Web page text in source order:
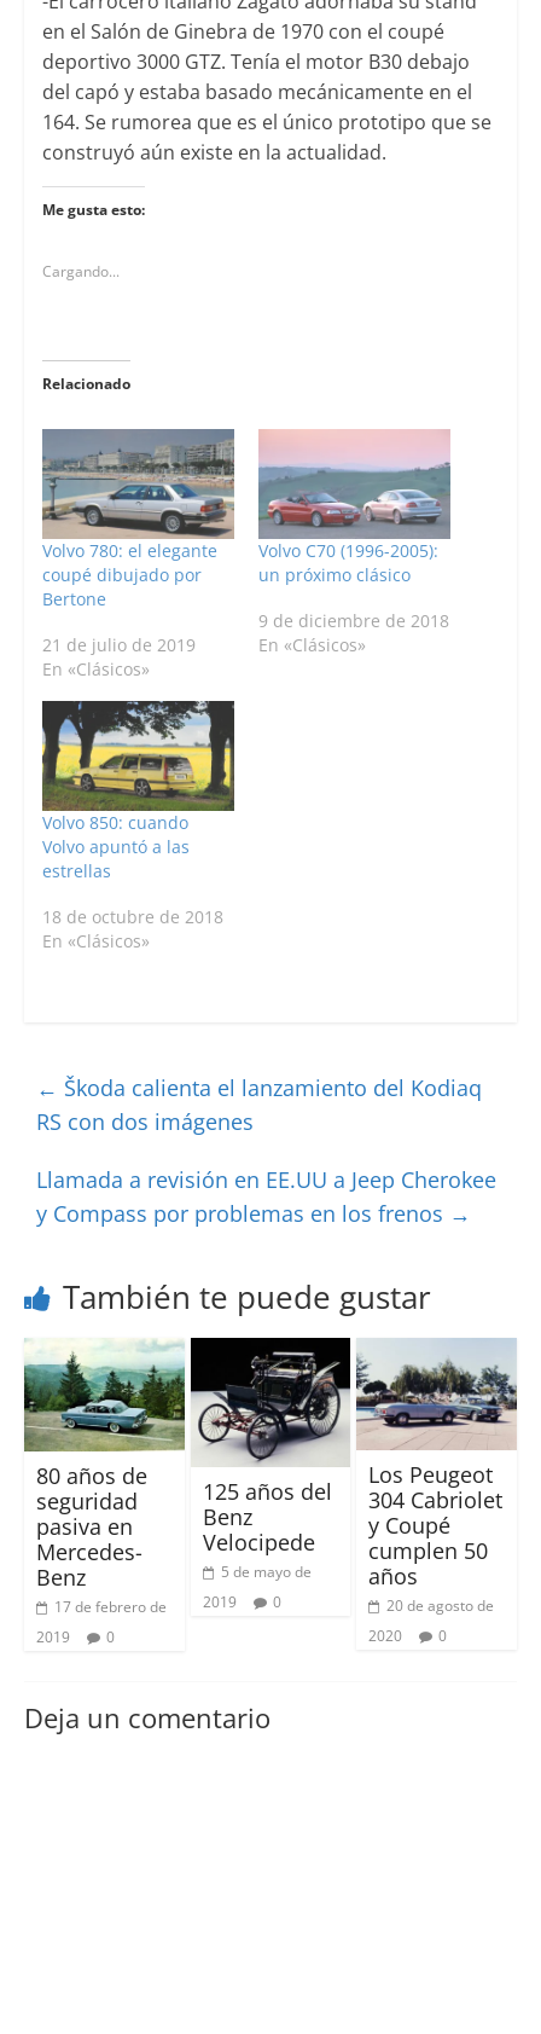
en el Salón de Ginebra de 1970 con el coupé
deportivo 3000 GTZ. Tenía el motor B30 debajo
del capó y estaba basado mecánicamente en el
164. Se rumorea que es el único prototipo que se
construyó aún existe en la actualidad.
Me gusta esto:
Cargando...
Relacionado
Volvo 780: el elegante
coupé dibujado por
Bertone
21 de julio de 2019
En «Clásicos»
Volvo C70 (1996-2005):
un próximo clásico
9 de diciembre de 2018
En «Clásicos»
Volvo 850: cuando
Volvo apuntó a las
estrellas
18 de octubre de 2018
En «Clásicos»
← Škoda calienta el lanzamiento del Kodiaq
RS con dos imágenes
Llamada a revisión en EE.UU a Jeep Cherokee
y Compass por problemas en los frenos →
También te puede gustar
80 años de
seguridad
pasiva en
Mercedes-
Benz
17 de febrero de
2019
0
125 años del
Benz
Velocipede
5 de mayo de
2019
0
Los Peugeot
304 Cabriolet
y Coupé
cumplen 50
años
20 de agosto de
2020
0
Deja un comentario